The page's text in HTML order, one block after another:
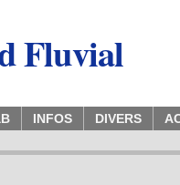
Fluvial
INFOS DIVERS